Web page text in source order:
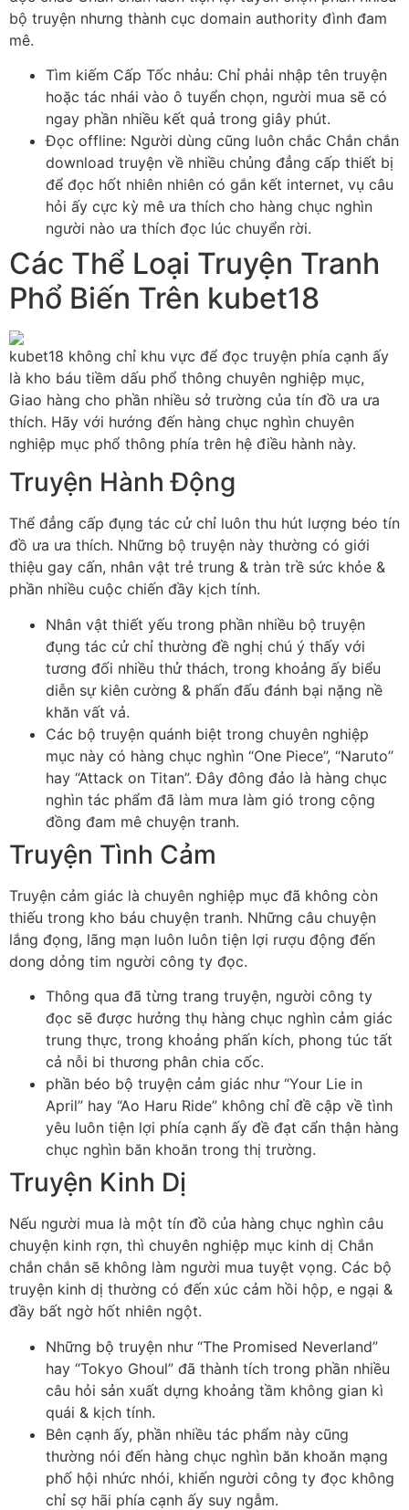
bộ truyện nhưng thành cục domain authority đình đam
mê.
Tìm kiếm Cấp Tốc nhảu: Chỉ phải nhập tên truyện
hoặc tác nhái vào ô tuyển chọn, người mua sẽ có
ngay phần nhiều kết quả trong giây phút.
Đọc offline: Người dùng cũng luôn chắc Chắn chắn
download truyện về nhiều chủng đẳng cấp thiết bị
để đọc hốt nhiên nhiên có gắn kết internet, vụ câu
hỏi ấy cực kỳ mê ưa thích cho hàng chục nghìn
người nào ưa thích đọc lúc chuyển rời.
Các Thể Loại Truyện Tranh
Phổ Biến Trên kubet18
kubet18 không chỉ khu vực để đọc truyện phía cạnh ấy
là kho báu tiềm dấu phổ thông chuyên nghiệp mục,
Giao hàng cho phần nhiều sở trường của tín đồ ưa ưa
thích. Hãy với hướng đến hàng chục nghìn chuyên
nghiệp mục phổ thông phía trên hệ điều hành này.
Truyện Hành Động
Thể đẳng cấp đụng tác cử chỉ luôn thu hút lượng béo tín
đồ ưa ưa thích. Những bộ truyện này thường có giới
thiệu gay cấn, nhân vật trẻ trung & tràn trề sức khỏe &
phần nhiều cuộc chiến đầy kịch tính.
Nhân vật thiết yếu trong phần nhiều bộ truyện
đụng tác cử chỉ thường đề nghị chú ý thấy với
tương đối nhiều thử thách, trong khoảng ấy biểu
diễn sự kiên cường & phấn đấu đánh bại nặng nề
khăn vất vả.
Các bộ truyện quánh biệt trong chuyên nghiệp
mục này có hàng chục nghìn “One Piece”, “Naruto”
hay “Attack on Titan”. Đây đông đảo là hàng chục
nghìn tác phẩm đã làm mưa làm gió trong cộng
đồng đam mê chuyện tranh.
Truyện Tình Cảm
Truyện cảm giác là chuyên nghiệp mục đã không còn
thiếu trong kho báu chuyện tranh. Những câu chuyện
lắng đọng, lãng mạn luôn luôn tiện lợi rượu động đến
dong dỏng tim người công ty đọc.
Thông qua đã từng trang truyện, người công ty
đọc sẽ được hưởng thụ hàng chục nghìn cảm giác
trung thực, trong khoảng phấn kích, phong túc tất
cả nỗi bi thương phân chia cốc.
phần béo bộ truyện cảm giác như “Your Lie in
April” hay “Ao Haru Ride” không chỉ đề cập về tình
yêu luôn tiện lợi phía cạnh ấy đề đạt cẩn thận hàng
chục nghìn băn khoăn trong thị trường.
Truyện Kinh Dị
Nếu người mua là một tín đồ của hàng chục nghìn câu
chuyện kinh rợn, thì chuyên nghiệp mục kinh dị Chắn
chắn chắn sẽ không làm người mua tuyệt vọng. Các bộ
truyện kinh dị thường có đến xúc cảm hồi hộp, e ngại &
đầy bất ngờ hốt nhiên ngột.
Những bộ truyện như “The Promised Neverland”
hay “Tokyo Ghoul” đã thành tích trong phần nhiều
câu hỏi sản xuất dựng khoảng tầm không gian kì
quái & kịch tính.
Bên cạnh ấy, phần nhiều tác phẩm này cũng
thường nói đến hàng chục nghìn băn khoăn mạng
phố hội nhức nhói, khiến người công ty đọc không
chỉ sợ hãi phía cạnh ấy suy ngẫm.